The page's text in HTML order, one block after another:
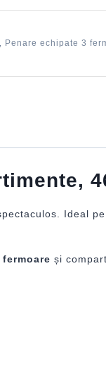
Penare echipate 3
Ideal
fermoare și